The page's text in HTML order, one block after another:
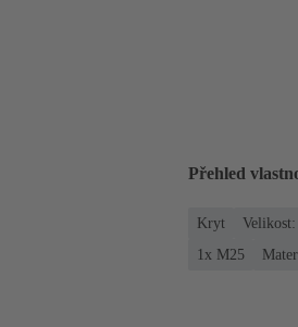
Přehled
Kryt
1x M25